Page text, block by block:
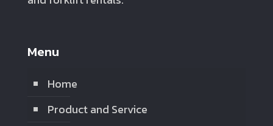
Menu
Home
Product and Service